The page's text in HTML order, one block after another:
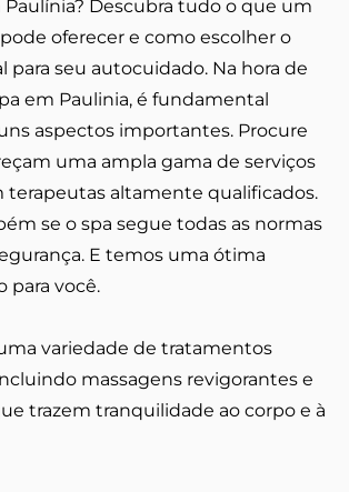
Descubra tudo o que um
oferecer e como escolher o
para seu autocuidado. Na hora de
em Paulinia, é fundamental
aspectos importantes. Procure
uma ampla gama de serviços
terapeutas altamente qualificados.
se o spa segue todas as normas
E temos uma ótima
para você.
variedade de tratamentos
massagens revigorantes e
trazem tranquilidade ao corpo e à